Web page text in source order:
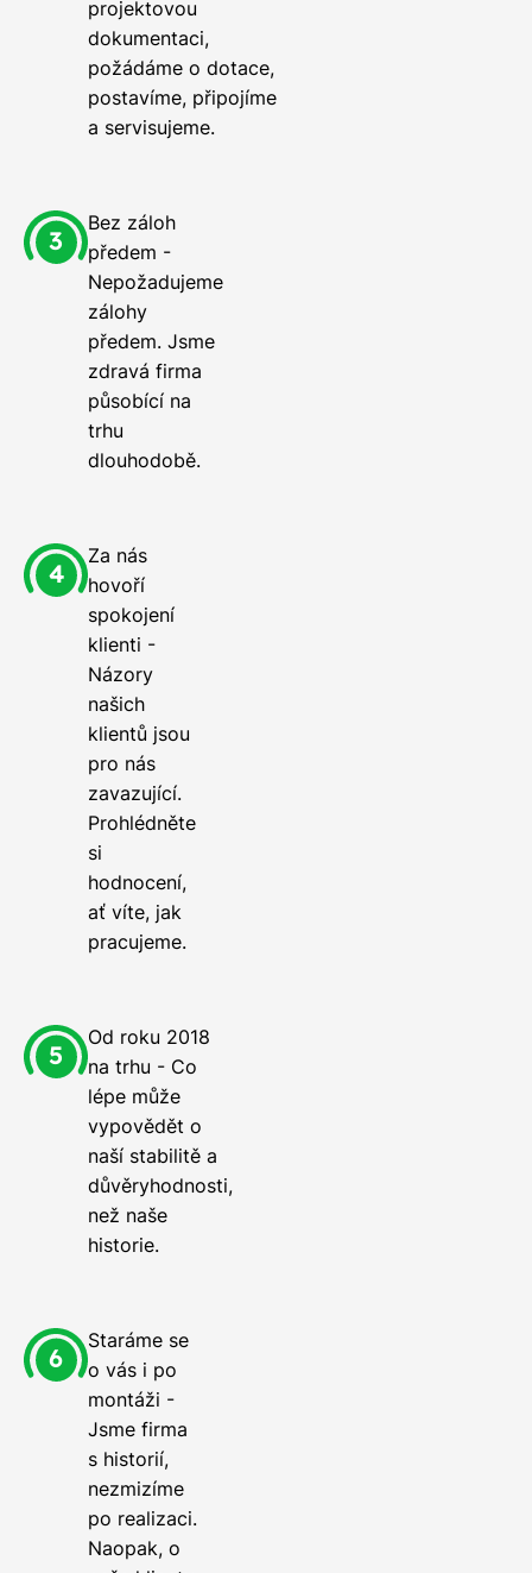
projektovou
dokumentaci,
požádáme o dotace,
postavíme, připojíme
a servisujeme.
Bez záloh
předem -
Nepožadujeme
zálohy
předem. Jsme
zdravá firma
působící na
trhu
dlouhodobě.
Za nás
hovoří
spokojení
klienti -
Názory
našich
klientů jsou
pro nás
zavazující.
Prohlédněte
si
hodnocení,
ať víte, jak
pracujeme.
Od roku 2018
na trhu - Co
lépe může
vypovědět o
naší stabilitě a
důvěryhodnosti,
než naše
historie.
Staráme se
o vás i po
montáži -
Jsme firma
s historií,
nezmizíme
po realizaci.
Naopak, o